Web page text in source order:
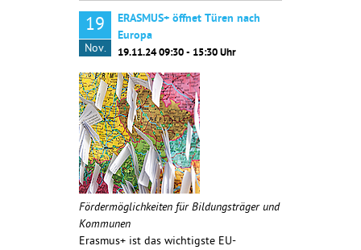
19
Nov.
ERASMUS+ öffnet Türen nach
Europa
19.11.24 09:30 - 15:30 Uhr
Fördermöglichkeiten für Bildungsträger und
Kommunen
Erasmus+ ist das wichtigste EU-